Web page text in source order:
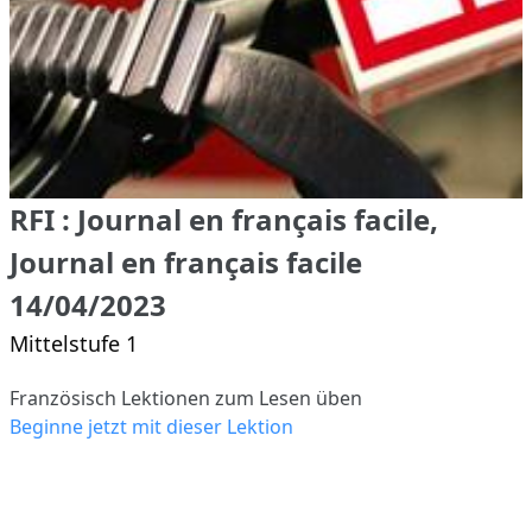
RFI : Journal en français facile,
Journal en français facile
14/04/2023
Mittelstufe 1
Französisch Lektionen zum Lesen üben
Beginne jetzt mit dieser Lektion